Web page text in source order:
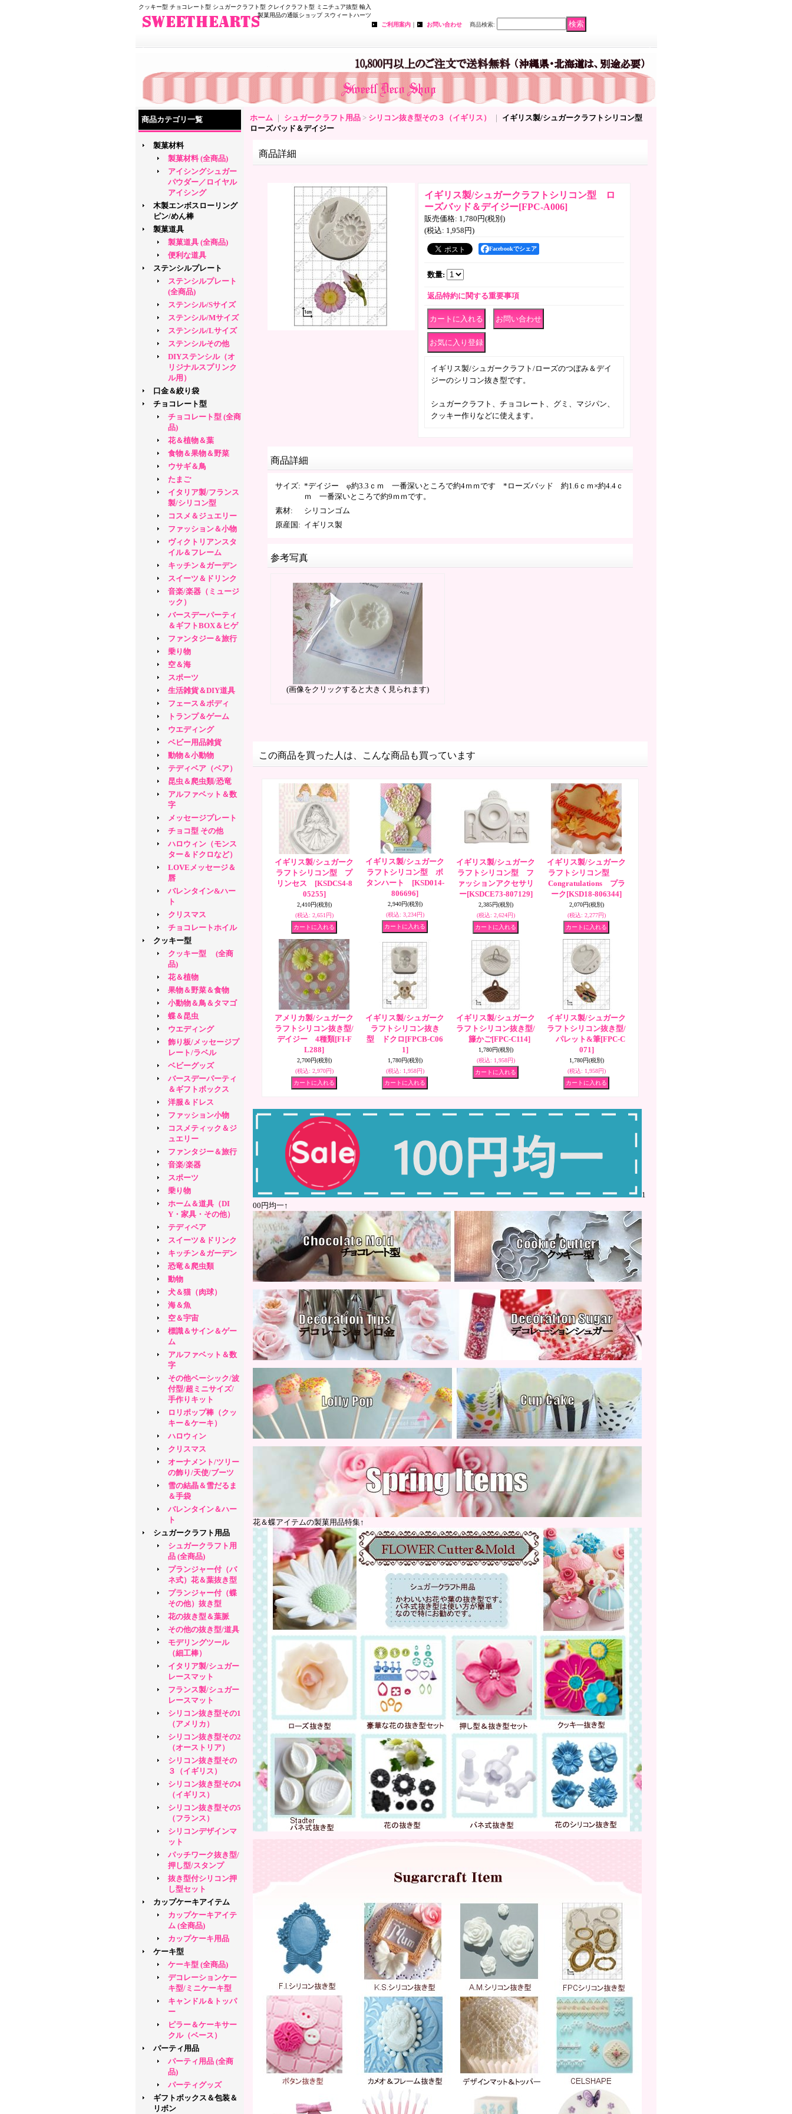
クッキー型 チョコレート型 シュガークラフト型 クレイクラフト型 ミニチュア抜型 輸入
製菓用品の通販ショップ スウィートハーツ
ご利用案内 ｜ お問い合わせ 商品検索:
商品カテゴリ一覧
製菓材料
製菓材料 (全商品)
アイシングシュガー
パウダー／ロイヤル
アイシング
木製エンボスローリング
ピン/めん棒
製菓道具
製菓道具 (全商品)
便利な道具
ステンシルプレート
ステンシルプレート
(全商品)
ステンシル/Sサイズ
ステンシル/Mサイズ
ステンシル/Lサイズ
ステンシルその他
DIYステンシル（オ
リジナルスプリンク
ル用）
口金＆絞り袋
チョコレート型
チョコレート型 (全商
品)
花＆植物＆葉
食物＆果物＆野菜
ウサギ＆鳥
たまご
イタリア製/フランス
製/シリコン型
コスメ＆ジュエリー
ファッション＆小物
ヴィクトリアンスタ
イル＆フレーム
キッチン＆ガーデン
スイーツ＆ドリンク
音楽/楽器（ミュージ
ック）
バースデーパーティ
＆ギフトBOX＆ヒゲ
ファンタジー＆旅行
乗り物
空＆海
スポーツ
生活雑貨＆DIY道具
フェース＆ボディ
トランプ＆ゲーム
ウエディング
ベビー用品雑貨
動物＆小動物
テディベア（ベア）
昆虫＆爬虫類/恐竜
アルファベット＆数
字
メッセージプレート
チョコ型 その他
ハロウィン（モンス
ター＆ドクロなど）
LOVEメッセージ＆
唇
バレンタイン&ハー
ト
クリスマス
チョコレートホイル
クッキー型
クッキー型 (全商
品)
花＆植物
果物＆野菜＆食物
小動物＆鳥＆タマゴ
蝶＆昆虫
ウエディング
飾り板/メッセージプ
レート/ラベル
ベビーグッズ
バースデーパーティ
＆ギフトボックス
洋服＆ドレス
ファッション小物
コスメティック＆ジ
ュエリー
ファンタジー＆旅行
音楽/楽器
スポーツ
乗り物
ホーム＆道具（DI
Y・家具・その他）
テディベア
スイーツ＆ドリンク
キッチン＆ガーデン
恐竜＆爬虫類
動物
犬＆猫（肉球）
海＆魚
空＆宇宙
標識＆サイン＆ゲー
ム
アルファベット＆数
字
その他ベーシック/波
付型/超ミニサイズ/
手作りキット
ロリポップ棒（クッ
キー＆ケーキ）
ハロウィン
クリスマス
オーナメント/ツリー
の飾り/天使/ブーツ
雪の結晶＆雪だるま
＆手袋
バレンタイン＆ハー
ト
シュガークラフト用品
シュガークラフト用
品 (全商品)
プランジャー付（バ
ネ式）花＆葉抜き型
プランジャー付（蝶
その他）抜き型
花の抜き型＆葉脈
その他の抜き型/道具
モデリングツール
（細工棒）
イタリア製/シュガー
レースマット
フランス製/シュガー
レースマット
シリコン抜き型その1
（アメリカ）
シリコン抜き型その2
（オーストリア）
シリコン抜き型その
３（イギリス）
シリコン抜き型その4
（イギリス）
シリコン抜き型その5
（フランス）
シリコンデザインマ
ット
パッチワーク抜き型/
押し型/スタンプ
抜き型付シリコン押
し型セット
カップケーキアイテム
カップケーキアイテ
ム (全商品)
カップケーキ用品
ケーキ型
ケーキ型 (全商品)
デコレーションケー
キ型/ミニケーキ型
キャンドル＆トッパ
ー
ピラー＆ケーキサー
クル（ベース）
パーティ用品
パーティ用品 (全商
品)
パーティグッズ
ギフトボックス＆包装＆
リボン
ホーム シュガークラフト用品 > シリコン抜き型その３（イギリス）
イギリス製/シュガークラフトシリコン型
ローズバッド＆デイジー
商品詳細
イギリス製/シュガークラフトシリコン型 ロ
ーズバッド＆デイジー[FPC-A006]
販売価格: 1,780円(税別)
(税込: 1,958円)
Facebookでシェア
数量:
返品特約に関する重要事項
イギリス製/シュガークラフト/ローズのつぼみ＆デイ
ジーのシリコン抜き型です。
シュガークラフト、チョコレート、グミ、マジパン、
クッキー作りなどに使えます。
商品詳細
サイズ: *デイジー φ約3.3ｃｍ 一番深いところで約4ｍｍです *ローズバッド 約1.6ｃｍ×約4.4ｃ
ｍ 一番深いところで約9ｍｍです。
素材:
シリコンゴム
原産国 : イギリス製
参考写真
(画像をクリックすると大きく見られます)
この商品を買った人は、こんな商品も買っています
イギリス製/シュガーク
ラフトシリコン型 プ
リンセス [KSDCS4-8
05255]
2,410円(税別)
(税込: 2,651円)
イギリス製/シュガーク
ラフトシリコン型 ボ
タンハート [KSD014-
806696]
2,940円(税別)
(税込: 3,234円)
イギリス製/シュガーク
ラフトシリコン型 フ
ァッションアクセサリ
ー[KSDCE73-807129]
2,385円(税別)
(税込: 2,624円)
イギリス製/シュガーク
ラフトシリコン型
Congratulations プラ
ーク[KSD18-806344]
2,070円(税別)
(税込: 2,277円)
アメリカ製/シュガーク
ラフトシリコン抜き型/
デイジー 4種類[FI-F
L288]
2,700円(税別)
(税込: 2,970円)
イギリス製/シュガーク
ラフトシリコン抜き
型 ドクロ [FPCB-C06
1]
1,780円(税別)
(税込: 1,958円)
イギリス製/シュガーク
ラフトシリコン抜き型/
籐かご[FPC-C114]
1,780円(税別)
(税込: 1,958円)
イギリス製/シュガーク
ラフトシリコン抜き型/
パレット&筆[FPC-C
071]
1,780円(税別)
(税込: 1,958円)
1
00円均一↑
花＆蝶アイテムの製菓用品特集↑